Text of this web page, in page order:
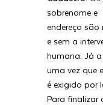
sobrenome e
endereço
e sem a
humana. Já
uma vez que
é exigido por
Para finalizar